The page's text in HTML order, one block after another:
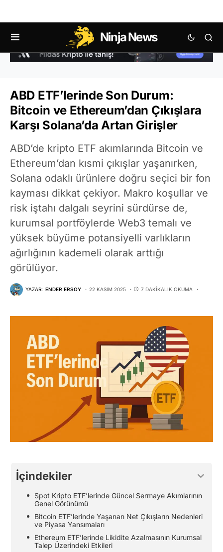
Ninja News
ABD ETF’lerinde Son Durum:
Bitcoin ve Ethereum’dan Çıkışlara
Karşı Solana’da Artan Girişler
ABD’de kripto ETF akımlarında Bitcoin ve
Ethereum’dan kısmi çıkışlar yaşanırken,
Solana odaklı ürünlere doğru seçici bir fon
kayması dikkat çekiyor. Makro koşullar ve
risk iştahı dalgalı seyrini sürdürse de,
kurumsal portföylerde Web3 temalı ve
yüksek büyüme potansiyelli varlıkların
ağırlığının kademeli olarak arttığı
görülüyor.
YAZAR: ENDER ERSOY 22 KASIM 2025 7 DAKIKALIK OKUMA
İçindekiler
Spot Kripto ETF’lerinde Güncel Sermaye Akımlarının
Genel Görünümü
Bitcoin ETF’lerinde Yaşanan Net Çıkışların Nedenleri
ve Piyasa Yansımaları
Ethereum ETF’lerinde Likidite Azalmasının Kurumsal
Talep Üzerindeki Etkileri